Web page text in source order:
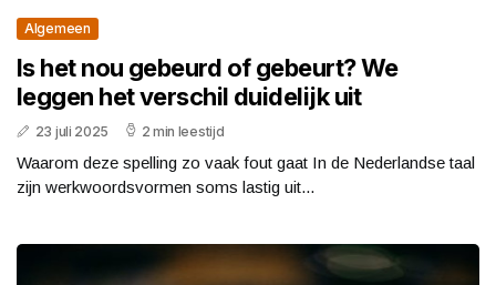
Algemeen
Is het nou gebeurd of gebeurt? We
leggen het verschil duidelijk uit
23 juli 2025 2 min leestijd
Waarom deze spelling zo vaak fout gaat In de Nederlandse taal
zijn werkwoordsvormen soms lastig uit...